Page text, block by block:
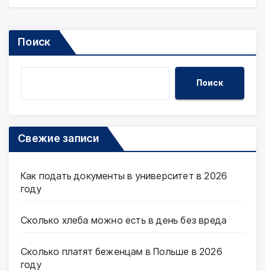
Поиск
Поиск
Свежие записи
Как подать документы в университет в 2026
году
Сколько хлеба можно есть в день без вреда
Сколько платят беженцам в Польше в 2026
году